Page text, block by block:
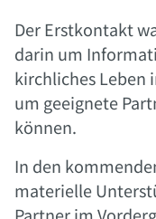
Der Erstkontakt
darin um
kirchliches Leben
um geeignete
können.
In den
materielle